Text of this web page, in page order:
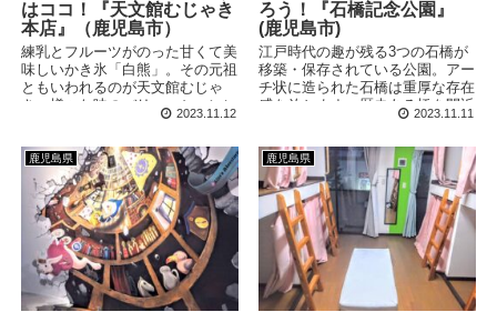
はココ！『天文館むじゃき
本店』（鹿児島市）
練乳とフルーツがのった甘くて美
味しいかき氷「白熊」。その元祖
ともいわれるのが天文館むじゃ
き。様々な味のバリエーションに
加えてお手軽な「ハンディ白熊」
しむことができます。
2023.11.12
ろう！『石橋記念公園』
(鹿児島市)
江戸時代の趣が残る3つの石橋が
移築・保存されている公園。アー
チ状に造られた石橋は重厚な存在
感を放ちます。歴史ある橋を間近
で見たり、ふれたり、橋上を渡っ
できるスポットです。
2023.11.11
鹿児島県 鹿児島県